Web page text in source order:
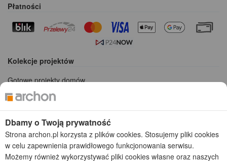
Płatności
Kolekcje projektów
Gotowe projekty domów
Projekty domów tanich w budowie
Projekty domów szeregowych
Projekty małych domów (do 150 m2)
Projekty domów wielorodzinnych
Projekty domów bliźniaczych
Projekty domów nowoczesnych
Projekty domów parterowych
Dbamy o Twoją prywatność
Strona archon.pl korzysta z plików cookies. Stosujemy pliki cookies
w celu zapewnienia prawidłowego funkcjonowania serwisu.
Możemy również wykorzystywać pliki cookies własne oraz naszych